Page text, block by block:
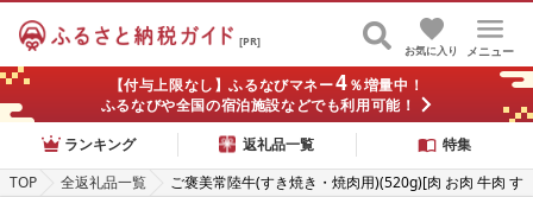
[PR]
メニュー
お気に入り
【付与上限なし】ふるなびマネー4％増量中！
ふるなびや全国の宿泊施設などでも利用可能！
ランキング
返礼品一覧
特集
TOP
全返礼品一覧
ご褒美常陸牛(すき焼き・焼肉用)(520g)[肉 お肉 牛肉 す